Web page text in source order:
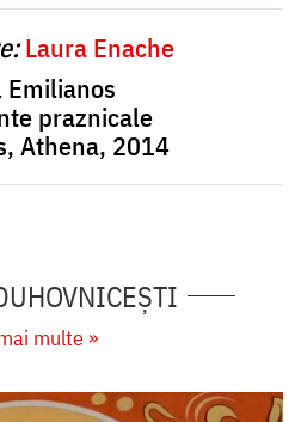
Laura Enache
praznicale
Athena, 2014
multe »